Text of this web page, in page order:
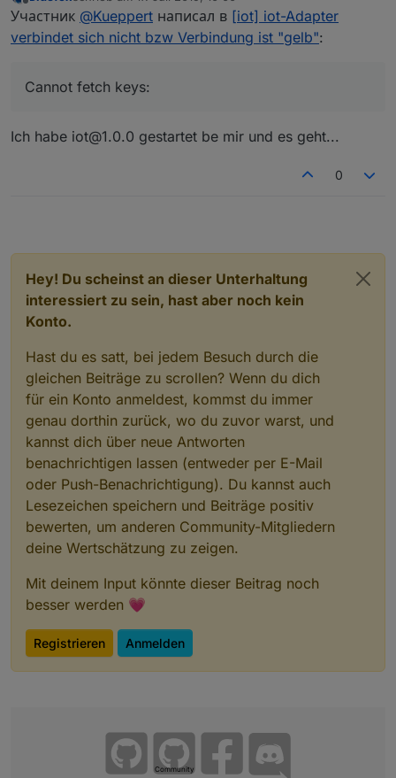
zuletzt editiert von
Участник @Kueppert написал в [iot] iot-Adapter
verbindet sich nicht bzw Verbindung ist "gelb":
Cannot fetch keys:
Ich habe iot@1.0.0 gestartet be mir und es geht...
0
Hey! Du scheinst an dieser Unterhaltung
interessiert zu sein, hast aber noch kein
Konto.
Hast du es satt, bei jedem Besuch durch die
gleichen Beiträge zu scrollen? Wenn du dich
für ein Konto anmeldest, kommst du immer
genau dorthin zurück, wo du zuvor warst, und
kannst dich über neue Antworten
benachrichtigen lassen (entweder per E-Mail
oder Push-Benachrichtigung). Du kannst auch
Lesezeichen speichern und Beiträge positiv
bewerten, um anderen Community-Mitgliedern
deine Wertschätzung zu zeigen.
Mit deinem Input könnte dieser Beitrag noch
besser werden 💗
Registrieren Anmelden
Community